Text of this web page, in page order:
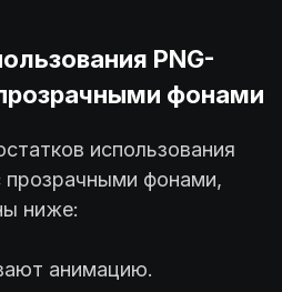
PNG-
фонами
использования
прозрачными фонами,
ниже:
анимацию.